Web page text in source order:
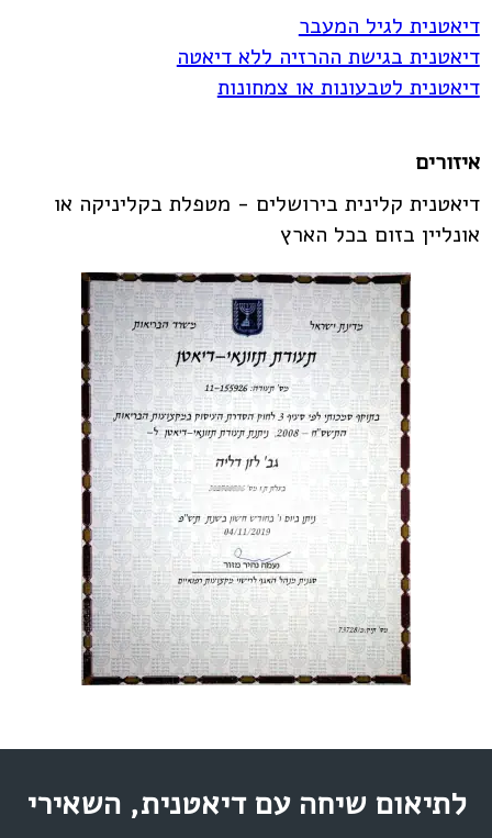
דיאטנית לגיל המעבר
דיאטנית בגישת ההרזיה ללא דיאטה
דיאטנית לטבעונות או צמחונות
איזורים
דיאטנית קלינית בירושלים - מטפלת בקליניקה או
אונליין בזום בכל הארץ
לתיאום שיחה עם דיאטנית, השאירי